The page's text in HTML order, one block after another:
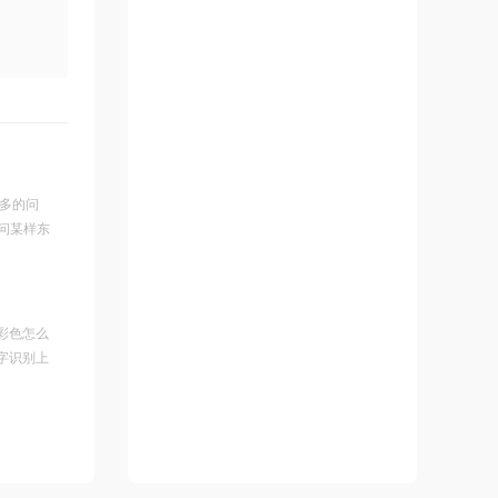
的问
某样东
色怎么
识别上